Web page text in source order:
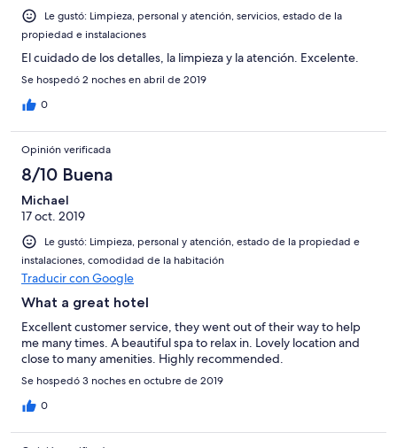
Le gustó: Limpieza, personal y atención, servicios, estado de la
propiedad e instalaciones
El cuidado de los detalles, la limpieza y la atención. Excelente.
Se hospedó 2 noches en abril de 2019
0
Opinión verificada
8/10 Buena
Michael
17 oct. 2019
Le gustó: Limpieza, personal y atención, estado de la propiedad e
instalaciones, comodidad de la habitación
Traducir con Google
What a great hotel
Excellent customer service, they went out of their way to help
me many times. A beautiful spa to relax in. Lovely location and
close to many amenities. Highly recommended.
Se hospedó 3 noches en octubre de 2019
0